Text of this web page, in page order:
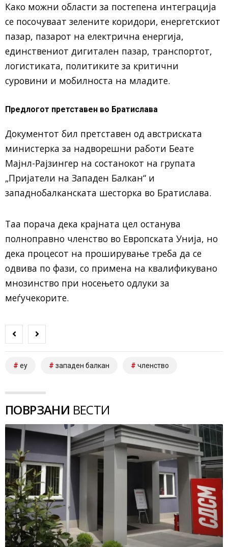
Како можни области за постепена интеграција
се посочуваат зелените коридори, енергетскиот
пазар, пазарот на електрична енергија,
единствениот дигитален пазар, транспортот,
логистиката, политиките за критични
суровини и мобилноста на младите.
Предлогот претставен во Братислава
Документот бил претставен од австриската
министерка за надворешни работи Беате
Мајнл-Рајзингер на состанокот на групата
„Пријатели на Западен Балкан“ и
западнобалканската шесторка во Братислава.
Таа порача дека крајната цел останува
полноправно членство во Европската Унија, но
дека процесот на проширување треба да се
одвива по фази, со примена на квалификувано
мнозинство при носењето одлуки за
меѓучекорите.
еу западен балкан членство
ПОВРЗАНИ ВЕСТИ